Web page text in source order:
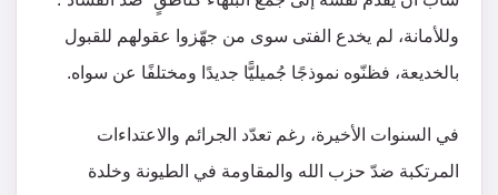
وللأمانة، لم يخدع الفتى سوى من جهّزوا عقولهم للقبول
بالخديعة، فظنّوه نموذجًا جُميليًّا جديدًا ومختلفًا عن سواه.
في السنوات الأخيرة، رغم تعدّد الجرائم والاعتداءات
المرتكبة ضدّ حزب الله والمقاومة في الطيونة وخلدة